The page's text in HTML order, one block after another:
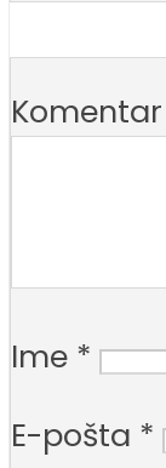
Komentar
Ime *
E-pošta *